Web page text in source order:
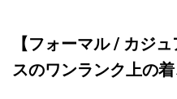
【フォーマル / カジ
スのワンランク上の